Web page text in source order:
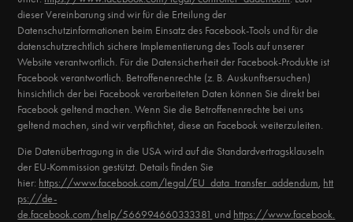
dieser Vereinbarung sind wir für die Erteilung der
Datenschutzinformationen beim Einsatz des Facebook-Tools und für die
datenschutzrechtlich sichere Implementierung des Tools auf unserer
Website verantwortlich. Für die Datensicherheit der Facebook-Produkte ist
Facebook verantwortlich. Betroffenenrechte (z. B. Auskunftsersuchen)
hinsichtlich der bei Facebook verarbeiteten Daten können Sie direkt bei
Facebook geltend machen. Wenn Sie die Betroffenenrechte bei uns
geltend machen, sind wir verpflichtet, diese an Facebook weiterzuleiten.
Die Datenübertragung in die USA wird auf die Standardvertragsklauseln
der EU-Kommission gestützt. Details finden Sie
hier: https://www.facebook.com/legal/EU_data_transfer_addendum, htt
ps://de-
de.facebook.com/help/566994660333381 und https://www.facebook.